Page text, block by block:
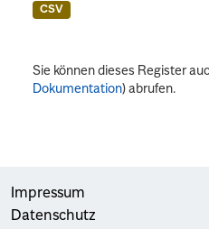
CSV
Sie können dieses Register
Dokumentation) abrufen.
Impressum
Datenschutz